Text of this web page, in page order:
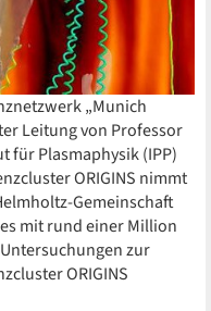
„Munich
Leitung von Professor
für Plasmaphysik (IPP)
ORIGINS nimmt
Gemeinschaft
mit rund einer Million
zur
ORIGINS